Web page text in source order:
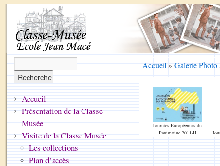
Accueil»Galerie Photo
Journées Européennes du
Patrimoine 2011-H
Affiche Grand-Lyon
(version horizontale)
Accueil
Présentation de la Classe
Musée
Visite de la Classe Musée
Les collections
Plan d’accès